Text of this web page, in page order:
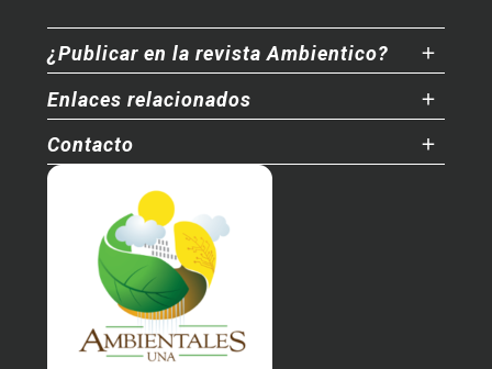
¿Publicar en la revista Ambientico?
Enlaces relacionados
Contacto